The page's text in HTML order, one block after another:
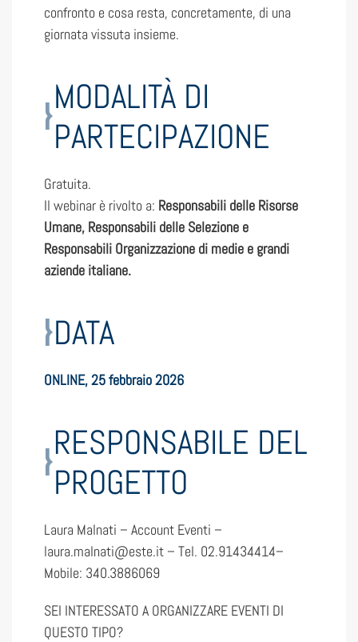
confronto e cosa resta, concretamente, di una
giornata vissuta insieme.
MODALITÀ DI
PARTECIPAZIONE
Gratuita.
Il webinar è rivolto a: Responsabili delle Risorse
Umane, Responsabili delle Selezione e
Responsabili Organizzazione di medie e grandi
aziende italiane.
DATA
ONLINE, 25 febbraio 2026
RESPONSABILE DEL
PROGETTO
Laura Malnati – Account Eventi –
laura.malnati@este.it – Tel. 02.91434414–
Mobile: 340.3886069
SEI INTERESSATO A ORGANIZZARE EVENTI DI
QUESTO TIPO?